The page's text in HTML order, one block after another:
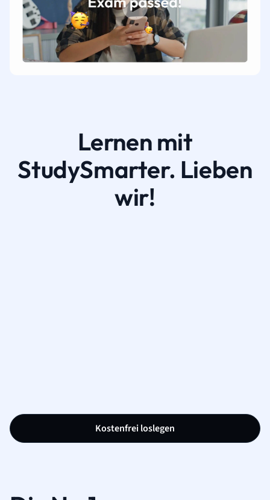
Lernen mit
StudySmarter. Lieben
wir!
Kostenfrei loslegen